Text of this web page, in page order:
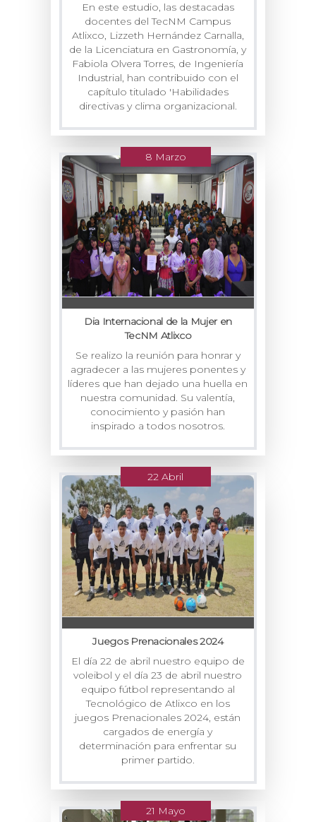
En este estudio, las destacadas
docentes del TecNM Campus
Atlixco, Lizzeth Hernández Carnalla,
de la Licenciatura en Gastronomía, y
Fabiola Olvera Torres, de Ingeniería
Industrial, han contribuido con el
capítulo titulado 'Habilidades
directivas y clima organizacional.
8 Marzo
Dia Internacional de la Mujer en
TecNM Atlixco
Se realizo la reunión para honrar y
agradecer a las mujeres ponentes y
líderes que han dejado una huella en
nuestra comunidad. Su valentía,
conocimiento y pasión han
inspirado a todos nosotros.
22 Abril
Juegos Prenacionales 2024
El día 22 de abril nuestro equipo de
voleibol y el día 23 de abril nuestro
equipo fútbol representando al
Tecnológico de Atlixco en los
juegos Prenacionales 2024, están
cargados de energía y
determinación para enfrentar su
primer partido.
21 Mayo